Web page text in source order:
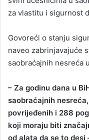
za vlastitu i sigurnost
Govoreći o stanju
naveo zabrinjavajuće
saobraćajnih nesreća
– Za godinu dana u
saobraćajnih
povrijeđenih i 288
koji moraju biti
od alata da se to desi